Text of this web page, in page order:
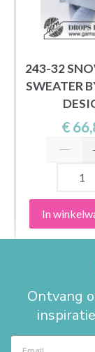
243-32
SWEATER
€
In
Ontvang